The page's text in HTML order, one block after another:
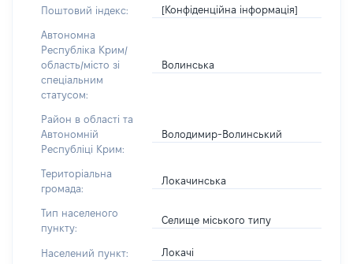
Поштовий індекс: [Конфіденційна інформація]
Автономна
Республіка Крим/
область/місто зі
спеціальним
статусом:
Волинська
Район в області та
Автономній
Республіці Крим:
Володимир-Волинський
Територіальна
громада:
Локачинська
Тип населеного
пункту:
Селище міського типу
Населений пункт: Локачі